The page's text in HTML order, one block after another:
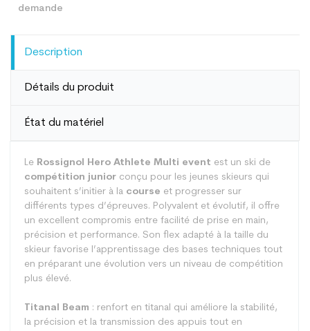
Description
Détails du produit
État du matériel
Le Rossignol Hero Athlete Multi event est un ski de
compétition junior conçu pour les jeunes skieurs qui
souhaitent s’initier à la course et progresser sur
différents types d’épreuves. Polyvalent et évolutif, il offre
un excellent compromis entre facilité de prise en main,
précision et performance. Son flex adapté à la taille du
skieur favorise l’apprentissage des bases techniques tout
en préparant une évolution vers un niveau de compétition
plus élevé.
Titanal Beam : renfort en titanal qui améliore la stabilité,
la précision et la transmission des appuis tout en